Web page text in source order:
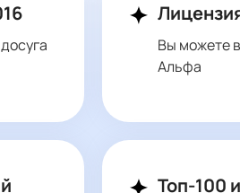
Вы можете
Альфа
Топ-100